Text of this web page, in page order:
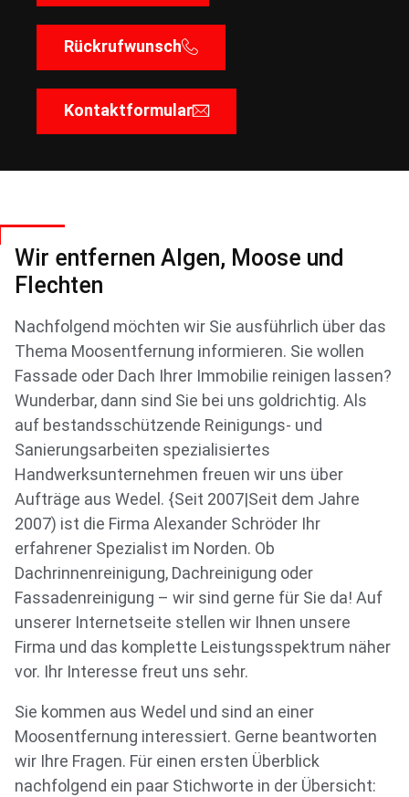
Rückrufwunsch
Kontaktformular
Wir entfernen Algen, Moose und
Flechten
Nachfolgend möchten wir Sie ausführlich über das
Thema Moosentfernung informieren. Sie wollen
Fassade oder Dach Ihrer Immobilie reinigen lassen?
Wunderbar, dann sind Sie bei uns goldrichtig. Als
auf bestandsschützende Reinigungs- und
Sanierungsarbeiten spezialisiertes
Handwerksunternehmen freuen wir uns über
Aufträge aus Wedel. {Seit 2007|Seit dem Jahre
2007) ist die Firma Alexander Schröder Ihr
erfahrener Spezialist im Norden. Ob
Dachrinnenreinigung, Dachreinigung oder
Fassadenreinigung – wir sind gerne für Sie da! Auf
unserer Internetseite stellen wir Ihnen unsere
Firma und das komplette Leistungsspektrum näher
vor. Ihr Interesse freut uns sehr.
Sie kommen aus Wedel und sind an einer
Moosentfernung interessiert. Gerne beantworten
wir Ihre Fragen. Für einen ersten Überblick
nachfolgend ein paar Stichworte in der Übersicht: